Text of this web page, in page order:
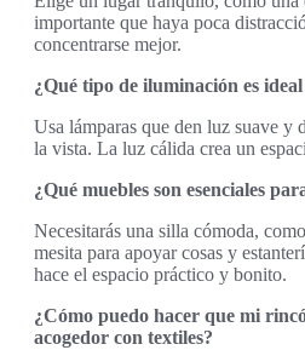
importante que haya poca
concentrarse mejor.
¿Qué tipo de iluminación es
Usa lámparas que den luz suave y
la vista. La luz cálida crea un
¿Qué muebles son esenciales
Necesitarás una silla cómoda,
mesita para apoyar cosas y
hace el espacio práctico y bonito.
¿Cómo puedo hacer que mi
acogedor con textiles?